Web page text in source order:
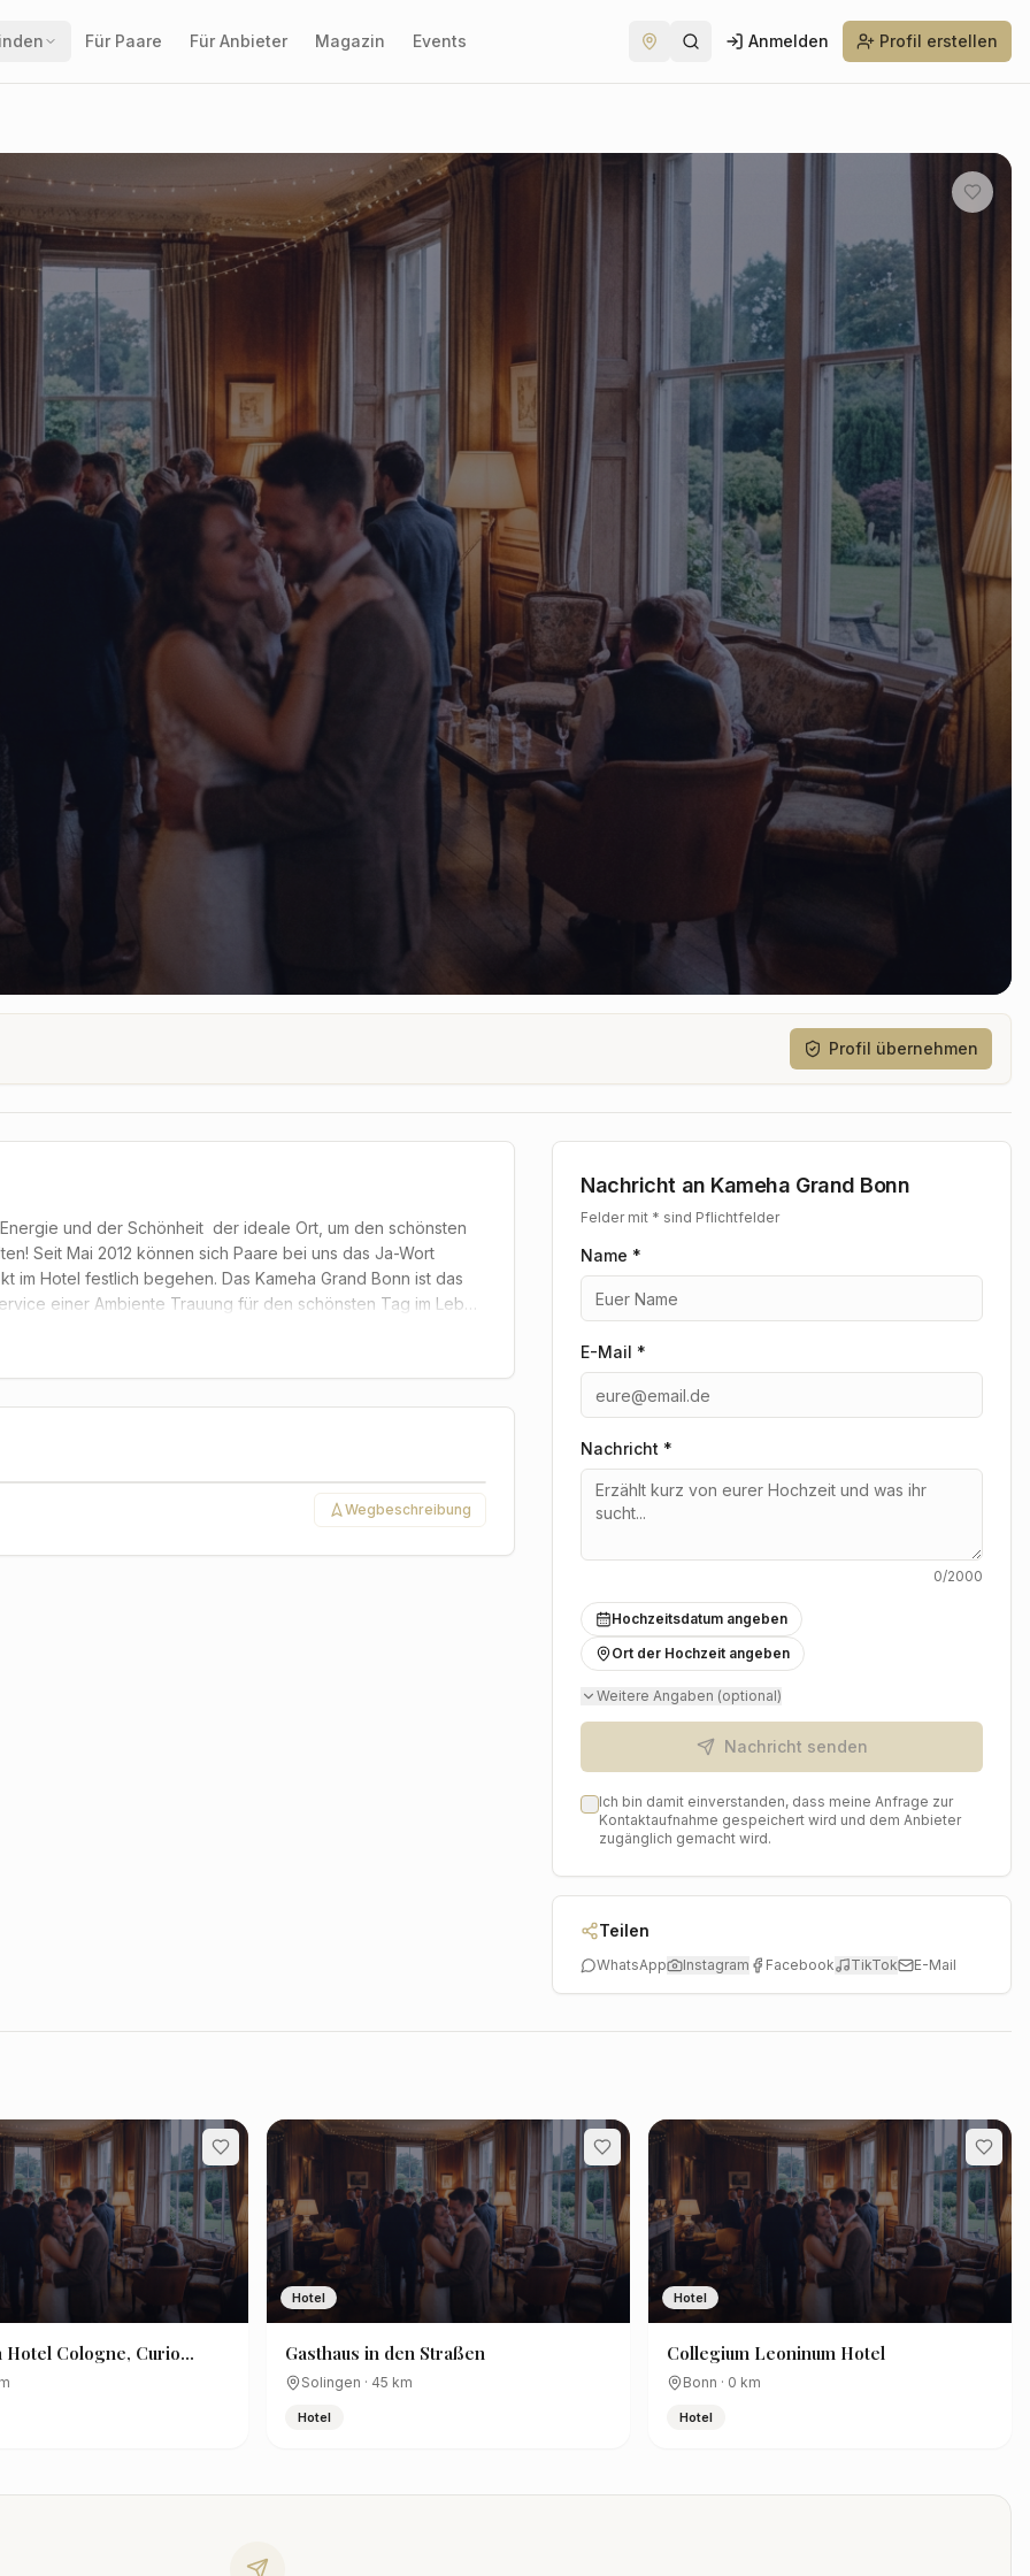
Für Paare Für Anbieter Magazin Events Anmelden Profil erstellen
Profil übernehmen
und der Schönheit  der ideale Ort, um den schönsten
Seit Mai 2012 können sich Paare bei uns das Ja-Wort
Hotel festlich begehen. Das Kameha Grand Bonn ist das
einer Ambiente Trauung für den schönsten Tag im Leben
beispielsweise luxuriösen Suiten für die Hochzeitsnacht,
Limousinen-Service. Wir beraten Sie gerne und erstellen
Wegbeschreibung
Nachricht an Kameha Grand Bonn
Felder mit * sind Pflichtfelder
Name *
E-Mail *
Nachricht *
0/2000
Hochzeitsdatum angeben
Ort der Hochzeit angeben
Weitere Angaben (optional)
Nachricht senden
Ich bin damit einverstanden, dass meine Anfrage zur
Kontaktaufnahme gespeichert wird und dem Anbieter
zugänglich gemacht wird.
Teilen
WhatsApp Instagram Facebook TikTok E-Mail
Hotel Cologne, Curio
Hilton
Hotel
Gasthaus in den Straßen
Solingen · 45 km
Hotel
Hotel
Collegium Leoninum Hotel
Bonn · 0 km
Hotel